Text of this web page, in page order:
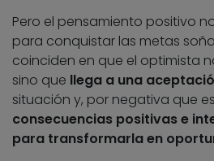
Pero el pensamiento positivo
para conquistar las metas
coinciden en que el optimista
sino que llega a una
situación y, por negativa que
consecuencias positivas e
para transformarla en